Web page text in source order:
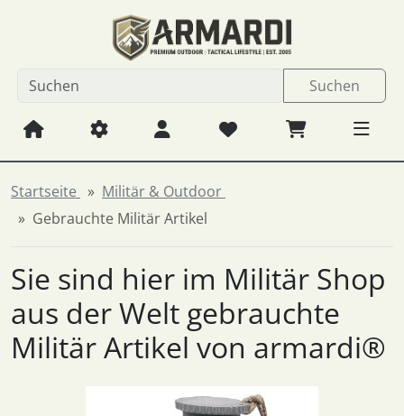
Sprungnavigation
Springe zum Inhalt Springe zur Navigation
Suchen
Startseite
Militär & Outdoor
Gebrauchte Militär Artikel
Sie sind hier im Militär Shop
aus der Welt gebrauchte
Militär Artikel von armardi®